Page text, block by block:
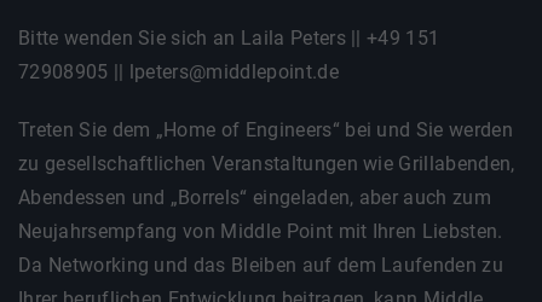
Bitte wenden Sie sich an Laila Peters || +49 151
72908905 || lpeters@middlepoint.de
Treten Sie dem „Home of Engineers“ bei und Sie werden
zu gesellschaftlichen Veranstaltungen wie Grillabenden,
Abendessen und „Borrels“ eingeladen, aber auch zum
Neujahrsempfang von Middle Point mit Ihren Liebsten.
Da Networking und das Bleiben auf dem Laufenden zu